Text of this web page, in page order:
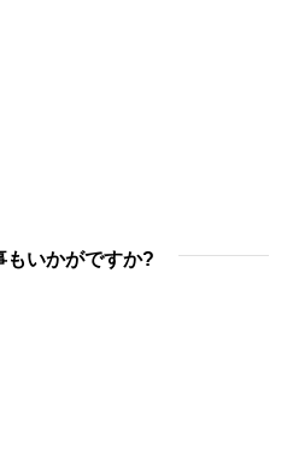
もいかがですか?